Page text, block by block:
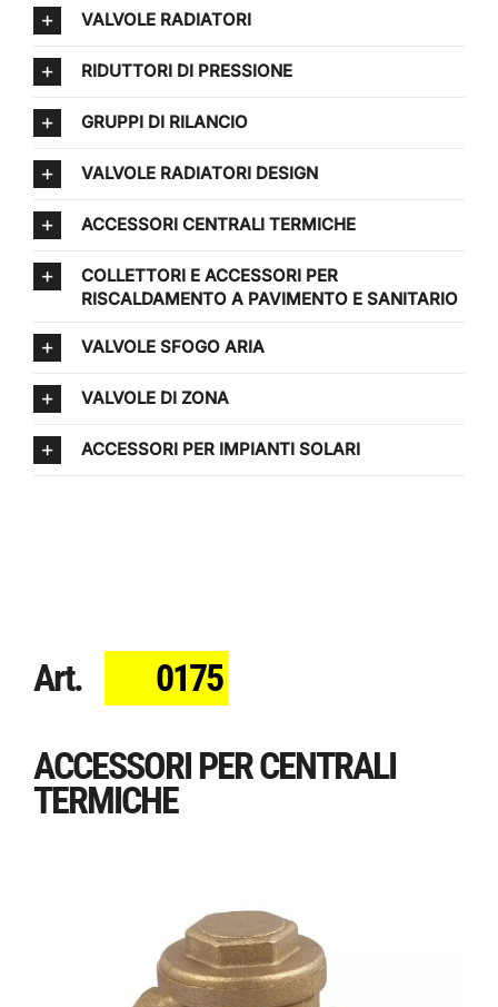
Art. 0175
ACCESSORI PER CENTRALI
TERMICHE
VALVOLE RADIATORI
RIDUTTORI DI PRESSIONE
GRUPPI DI RILANCIO
VALVOLE RADIATORI DESIGN
ACCESSORI CENTRALI TERMICHE
COLLETTORI E ACCESSORI PER
RISCALDAMENTO A PAVIMENTO E SANITARIO
VALVOLE SFOGO ARIA
VALVOLE DI ZONA
ACCESSORI PER IMPIANTI SOLARI